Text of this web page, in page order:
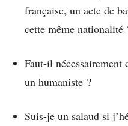
française, un acte de
cette même nationalité
Faut-il nécessairement
un humaniste ?
Suis-je un salaud si